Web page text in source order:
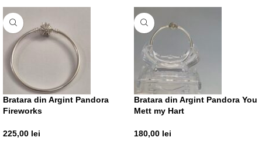
Bratara din Argint Pandora
Fireworks
225,00 lei
Bratara din Argint Pandora You
Mett my Hart
180,00 lei